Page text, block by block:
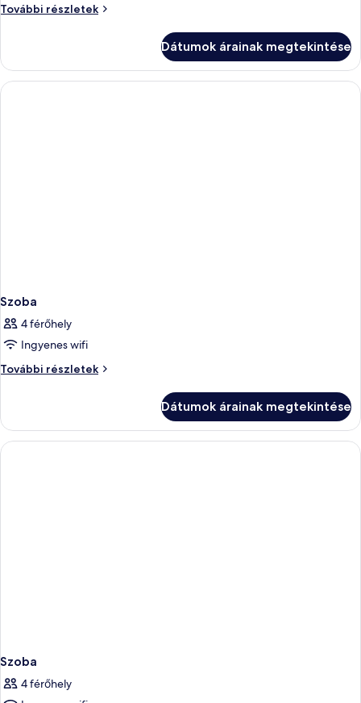
További részletek
Stúdió
Dátumok árainak megtekintése
Szoba
4 férőhely
Ingyenes wifi
További részletek
Szoba
Dátumok árainak megtekintése
Szoba
4 férőhely